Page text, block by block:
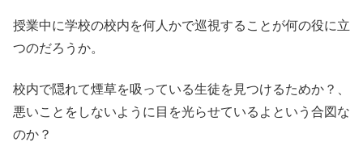
授業中に学校の校内を何人かで巡視することが何の役に立
つのだろうか。
校内で隠れて煙草を吸っている生徒を見つけるためか？、
悪いことをしないように目を光らせているよという合図な
のか？